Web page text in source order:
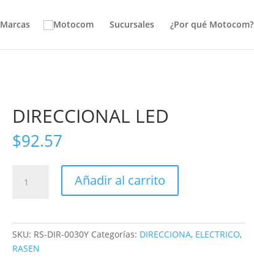
Marcas Sucursales ¿Por qué Motocom?
DIRECCIONAL LED
$92.57
LED
Añadir al carrito
SKU: RS-DIR-0030Y Categorías: DIRECCIONA, ELECTRICO,
RASEN